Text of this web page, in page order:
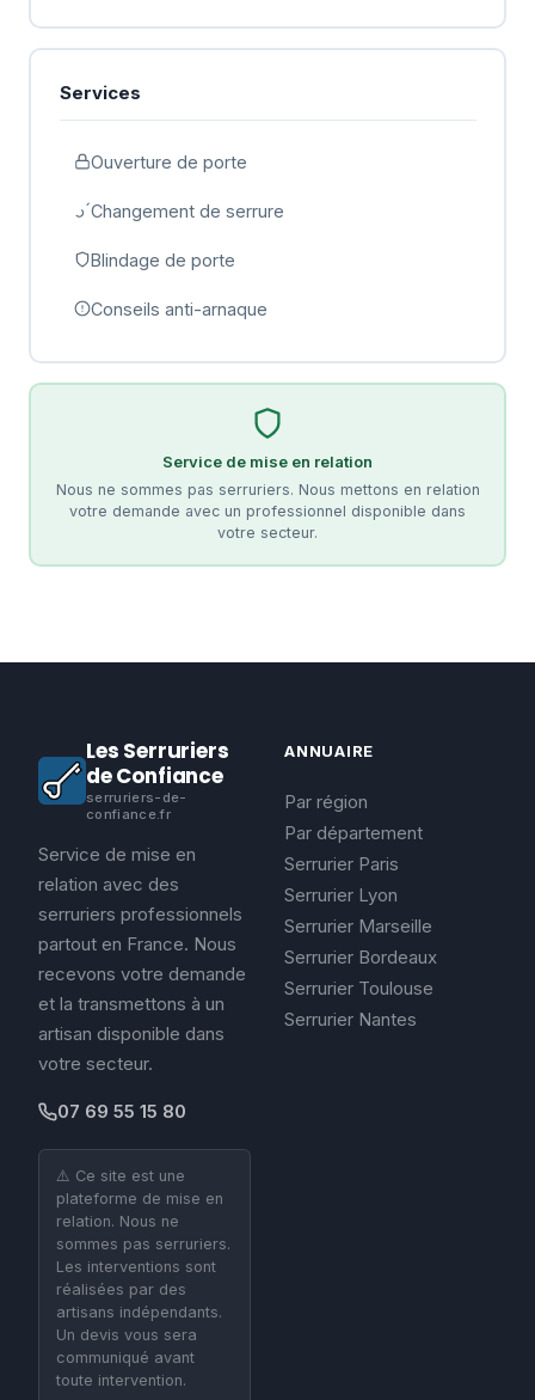
Services
Ouverture de porte
Changement de serrure
Blindage de porte
Conseils anti-arnaque
Service de mise en relation
Nous ne sommes pas serruriers. Nous mettons en relation
votre demande avec un professionnel disponible dans
votre secteur.
Les Serruriers
de Confiance
serruriers-de-
confiance.fr
Service de mise en
relation avec des
serruriers professionnels
partout en France. Nous
recevons votre demande
et la transmettons à un
artisan disponible dans
votre secteur.
07 69 55 15 80
⚠️ Ce site est une
plateforme de mise en
relation. Nous ne
sommes pas serruriers.
Les interventions sont
réalisées par des
artisans indépendants.
Un devis vous sera
communiqué avant
toute intervention.
ANNUAIRE
Par région
Par département
Serrurier Paris
Serrurier Lyon
Serrurier Marseille
Serrurier Bordeaux
Serrurier Toulouse
Serrurier Nantes